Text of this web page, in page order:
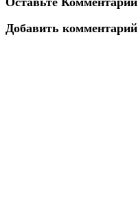
Добавить комментарий